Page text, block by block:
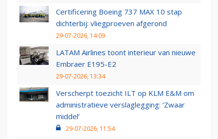
Certificering Boeing 737 MAX 10 stap
dichterbij: vliegproeven afgerond
29-07-2026, 14:09
LATAM Airlines toont interieur van nieuwe
Embraer E195-E2
29-07-2026, 13:34
Verscherpt toezicht ILT op KLM E&M om
administratieve verslaglegging: ‘Zwaar
middel’
29-07-2026, 11:54